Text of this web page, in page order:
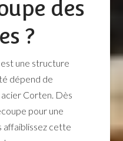
des
?
une structure
dépend de
acier Corten. Dès
pour une
affaiblissez cette